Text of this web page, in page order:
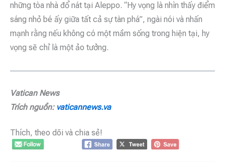
những tòa nhà đổ nát tại Aleppo. “Hy vọng là nhìn thấy điểm
sáng nhỏ bé ấy giữa tất cả sự tàn phá”, ngài nói và nhấn
mạnh rằng nếu không có một mầm sống trong hiện tại, hy
vọng sẽ chỉ là một ảo tưởng.
Vatican News
Trích nguồn: vaticannews.va
Thích, theo dõi và chia sẻ!